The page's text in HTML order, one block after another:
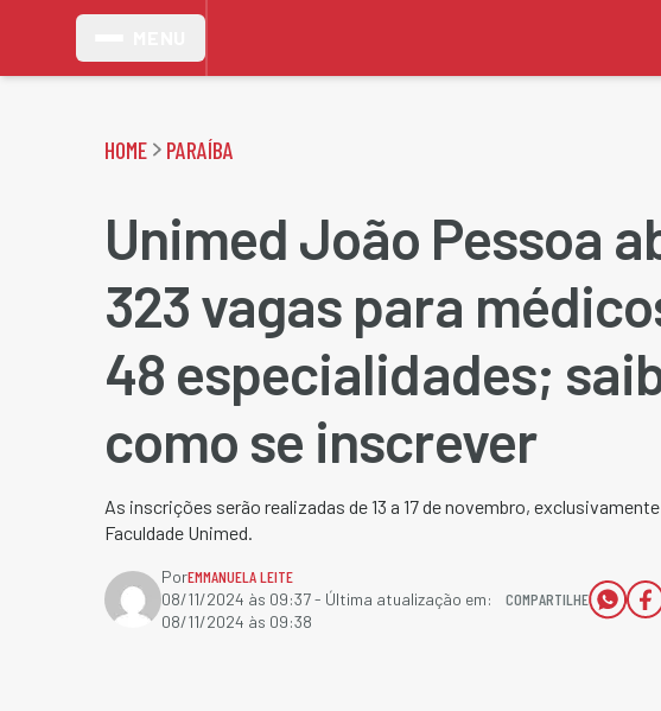
HOME PARAÍBA
Unimed João Pessoa
323 vagas para
48 especialidades;
como se inscrever
As inscrições serão realizadas de 13 a 17 de novembro,
Faculdade Unimed.
PorEMMANUELA LEITE
08/11/2024 às 09:37- Última atualização em:
08/11/2024 às 09:38
COMPARTILHE